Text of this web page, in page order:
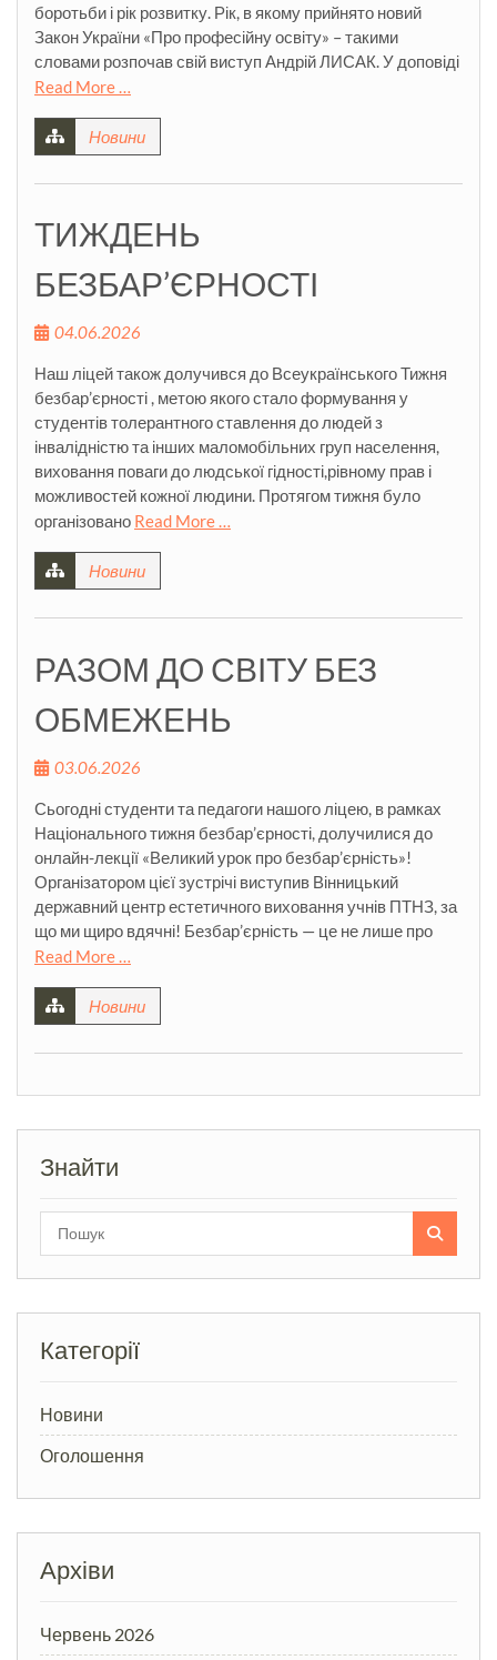
боротьби і рік розвитку. Рік, в якому прийнято новий
Закон України «Про професійну освіту» – такими
словами розпочав свій виступ Андрій ЛИСАК. У доповіді
Read More …
Новини
ТИЖДЕНЬ
БЕЗБАР’ЄРНОСТІ
04.06.2026
Наш ліцей також долучився до Всеукраїнського Тижня
безбар’єрності , метою якого стало формування у
студентів толерантного ставлення до людей з
інвалідністю та інших маломобільних груп населення,
виховання поваги до людської гідності,рівному прав і
можливостей кожної людини. Протягом тижня було
організовано Read More …
Новини
РАЗОМ ДО СВІТУ БЕЗ
ОБМЕЖЕНЬ
03.06.2026
Сьогодні студенти та педагоги нашого ліцею, в рамках
Національного тижня безбар’єрності, долучилися до
онлайн-лекції «Великий урок про безбар’єрність»!
Організатором цієї зустрічі виступив Вінницький
державний центр естетичного виховання учнів ПТНЗ, за
що ми щиро вдячні! Безбар’єрність — це не лише про
Read More …
Новини
Знайти
Категорії
Новини
Оголошення
Архіви
Червень 2026